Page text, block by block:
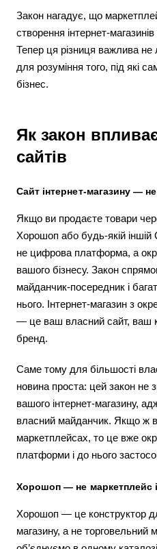
Закон нагадує, що
створення інтернет-
Тепер ця різниця важлива
для розуміння того, під які
бізнес.
Як закон
сайтів
Сайт інтернет-магазину —
Якщо ви продаєте товари
Хорошоп або будь-якій
не цифрова платформа, а
вашого бізнесу. Закон
майданчик-посередник і
нього. Інтернет-магазин з
— це ваш власний сайт, ваш
бренд.
Саме тому для більшості
новина проста: цей закон не
вашого інтернет-магазину,
власний майданчик. Якщо ж
маркетплейсах, то це вже
платформи і до нього
Хорошоп — не маркетплейс
Хорошоп — це конструктор
магазину, а не торговельний